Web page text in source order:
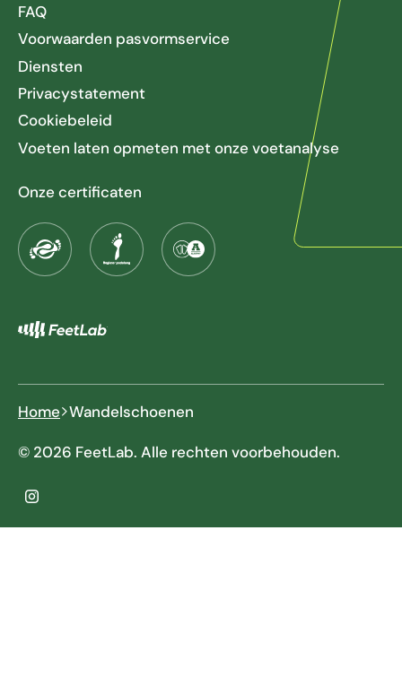
FAQ
Voorwaarden pasvormservice
Diensten
Privacystatement
Cookiebeleid
Voeten laten opmeten met onze voetanalyse
Onze certificaten
Home Wandelschoenen
© 2026 FeetLab. Alle rechten voorbehouden.